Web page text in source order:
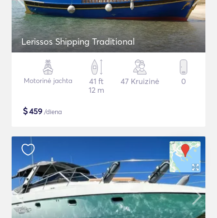
Lerissos Shipping Traditional
Motorinė jachta
41 ft
12 m
47 Kruizinė 0
$459 /diena